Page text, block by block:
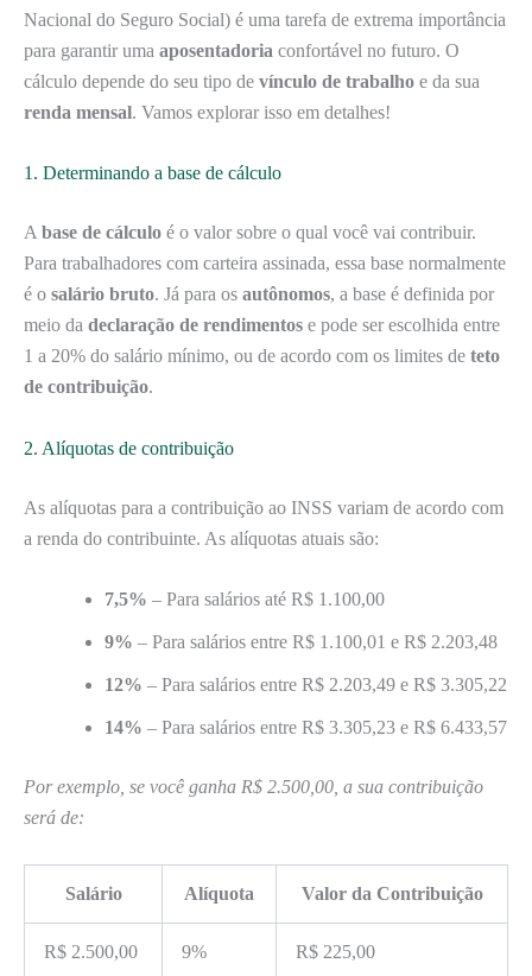
Nacional do Seguro Social) é uma tarefa de extrema importância
para garantir uma aposentadoria confortável no futuro. O
cálculo depende do seu tipo de vínculo de trabalho e da sua
renda mensal. Vamos explorar isso em detalhes!
1. Determinando a base de cálculo
A base de cálculo é o valor sobre o qual você vai contribuir.
Para trabalhadores com carteira assinada, essa base normalmente
é o salário bruto. Já para os autônomos, a base é definida por
meio da declaração de rendimentos e pode ser escolhida entre
1 a 20% do salário mínimo, ou de acordo com os limites de teto
de contribuição.
2. Alíquotas de contribuição
As alíquotas para a contribuição ao INSS variam de acordo com
a renda do contribuinte. As alíquotas atuais são:
7,5% – Para salários até R$ 1.100,00
9% – Para salários entre R$ 1.100,01 e R$ 2.203,48
12% – Para salários entre R$ 2.203,49 e R$ 3.305,22
14% – Para salários entre R$ 3.305,23 e R$ 6.433,57
Por exemplo, se você ganha R$ 2.500,00, a sua contribuição
será de:
Salário Alíquota Valor da Contribuição
R$ 2.500,00 9% R$ 225,00